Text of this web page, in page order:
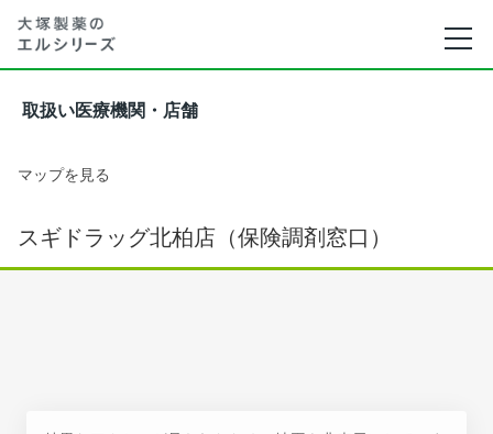
取扱い医療機関・店舗
マップを見る
スギドラッグ北柏店（保険調剤窓口）